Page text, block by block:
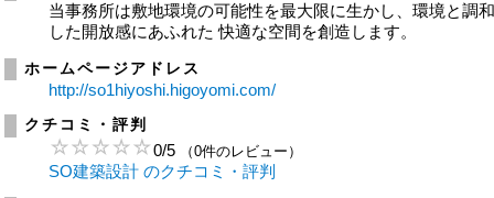
当事務所は敷地環境の可能性を最大限に生かし、環境と調
した開放感にあふれた 快適な空間を創造します。
ホームページアドレス
http://so1hiyoshi.higoyomi.com/
クチコミ・評判
0/5 （0件のレビュー）
SO建築設計 のクチコミ・評判